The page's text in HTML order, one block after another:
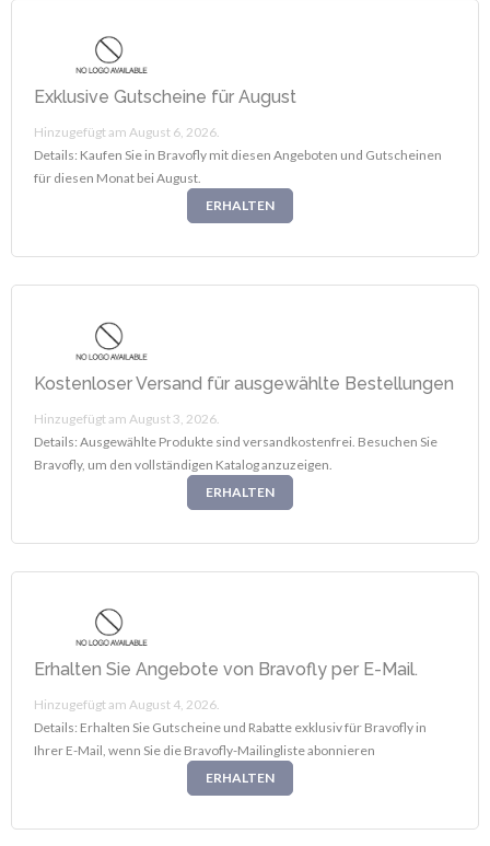
Exklusive Gutscheine für August
Hinzugefügt am August 6, 2026.
Details: Kaufen Sie in Bravofly mit diesen Angeboten und Gutscheinen
für diesen Monat bei August.
ERHALTEN
Kostenloser Versand für ausgewählte Bestellungen
Hinzugefügt am August 3, 2026.
Details: Ausgewählte Produkte sind versandkostenfrei. Besuchen Sie
Bravofly, um den vollständigen Katalog anzuzeigen.
ERHALTEN
Erhalten Sie Angebote von Bravofly per E-Mail.
Hinzugefügt am August 4, 2026.
Details: Erhalten Sie Gutscheine und Rabatte exklusiv für Bravofly in
Ihrer E-Mail, wenn Sie die Bravofly-Mailingliste abonnieren
ERHALTEN